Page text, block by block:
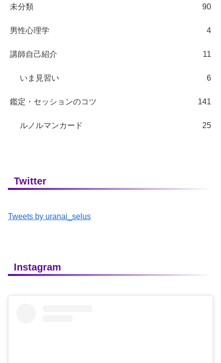
未分類 90
男性心理学 4
講師自己紹介 11
いま見習い 6
鑑定・セッションのコツ 141
ルノルマンカード 25
Twitter
Tweets by uranai_selus
Instagram